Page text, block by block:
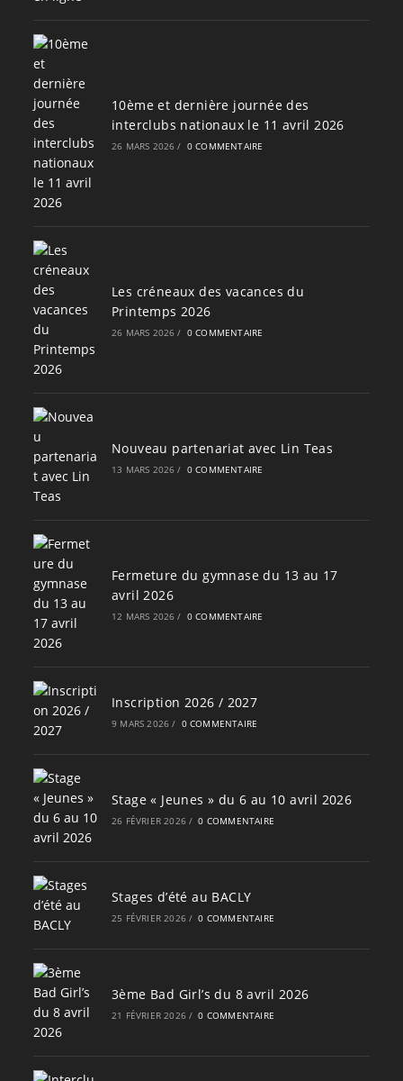
10ème et dernière journée des
interclubs nationaux le 11 avril 2026
26 MARS 2026 / 0 COMMENTAIRE
Les créneaux des vacances du
Printemps 2026
26 MARS 2026 / 0 COMMENTAIRE
Nouveau partenariat avec Lin Teas
13 MARS 2026 / 0 COMMENTAIRE
Fermeture du gymnase du 13 au 17
avril 2026
12 MARS 2026 / 0 COMMENTAIRE
Inscription 2026 / 2027
9 MARS 2026 / 0 COMMENTAIRE
Stage « Jeunes » du 6 au 10 avril 2026
26 FÉVRIER 2026 / 0 COMMENTAIRE
Stages d’été au BACLY
25 FÉVRIER 2026 / 0 COMMENTAIRE
3ème Bad Girl’s du 8 avril 2026
21 FÉVRIER 2026 / 0 COMMENTAIRE